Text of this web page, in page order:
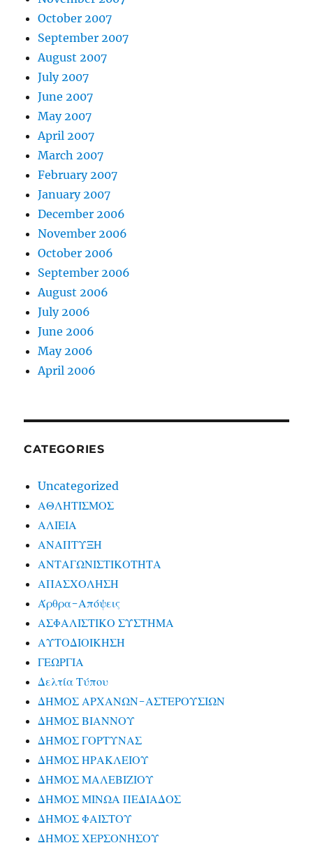
October 2007
September 2007
August 2007
July 2007
June 2007
May 2007
April 2007
March 2007
February 2007
January 2007
December 2006
November 2006
October 2006
September 2006
August 2006
July 2006
June 2006
May 2006
April 2006
CATEGORIES
Uncategorized
ΑΘΛΗΤΙΣΜΟΣ
ΑΛΙΕΙΑ
ΑΝΑΠΤΥΞΗ
ΑΝΤΑΓΩΝΙΣΤΙΚΟΤΗΤΑ
ΑΠΑΣΧΟΛΗΣΗ
Άρθρα-Απόψεις
ΑΣΦΑΛΙΣΤΙΚΟ ΣΥΣΤΗΜΑ
ΑΥΤΟΔΙΟΙΚΗΣΗ
ΓΕΩΡΓΙΑ
Δελτία Τύπου
ΔΗΜΟΣ ΑΡΧΑΝΩΝ-ΑΣΤΕΡΟΥΣΙΩΝ
ΔΗΜΟΣ ΒΙΑΝΝΟΥ
ΔΗΜΟΣ ΓΟΡΤΥΝΑΣ
ΔΗΜΟΣ ΗΡΑΚΛΕΙΟΥ
ΔΗΜΟΣ ΜΑΛΕΒΙΖΙΟΥ
ΔΗΜΟΣ ΜΙΝΩΑ ΠΕΔΙΑΔΟΣ
ΔΗΜΟΣ ΦΑΙΣΤΟΥ
ΔΗΜΟΣ ΧΕΡΣΟΝΗΣΟΥ